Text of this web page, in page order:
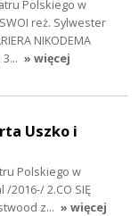
Polskiego w
reż. Sylwester
NIKODEMA
3… » więcej
Uszko i
Polskiego w
/2016-/ 2.CO SIĘ
z… » więcej